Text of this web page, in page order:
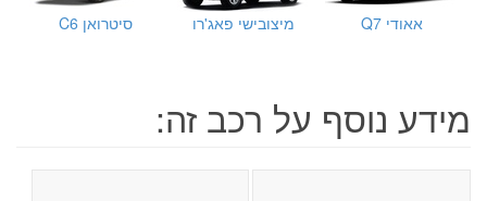
אאודי Q7 מיצובישי פאג'רו סיטרואן C6
מידע נוסף על רכב זה: